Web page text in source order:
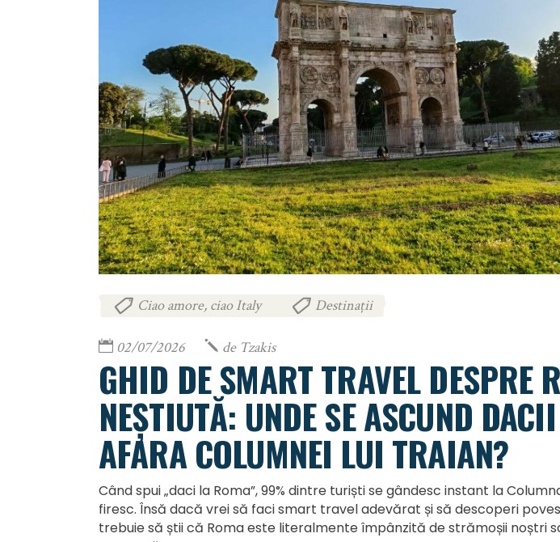
Ciao amore, ciao Italy Destinații
02/07/2026 de Tzakis
GHID DE SMART TRAVEL DESPRE
NEȘTIUTĂ: UNDE SE ASCUND
AFARA COLUMNEI LUI TRAIAN?
Când spui „daci la Roma”, 99% dintre turiști se gândesc instant la
firesc. Însă dacă vrei să faci smart travel adevărat și să descoperi
trebuie să știi că Roma este literalmente împânzită de strămoșii noștri